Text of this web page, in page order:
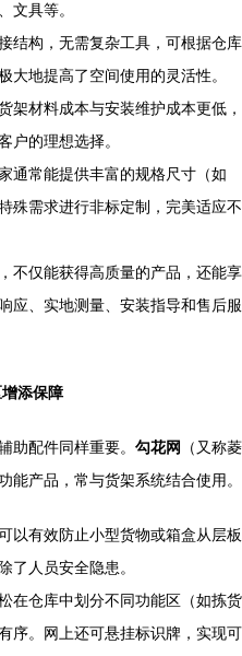
文具等。
结构，无需复杂工具，可根据仓库
大地提高了空间使用的灵活性。
架材料成本与安装维护成本更低，
户的理想选择。
通常能提供丰富的规格尺寸（如
殊需求进行非标定制，完美适应不
，不仅能获得高质量的产品，还能享
应、实地测量、安装指导和售后服
添保障
助配件同样重要。 勾花网
（又称菱
能产品，常与货架系统结合使用。
以有效防止小型货物或箱盒从层板
了人员安全隐患。
在仓库中划分不同功能区（如拣货
序。网上还可悬挂标识牌，实现可